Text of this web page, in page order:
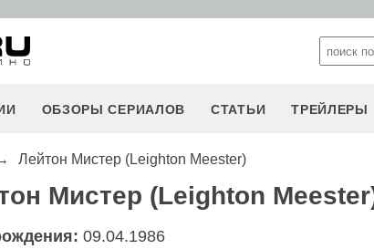
ОБЗОРЫ СЕРИАЛОВ СТАТЬИ ТРЕЙЛЕРЫ
Лейтон Мистер (Leighton Meester)
Мистер (Leighton
09.04.1986